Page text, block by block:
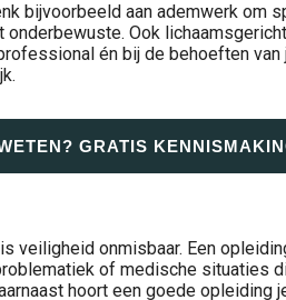
bijvoorbeeld aan ademwerk
Ook
én bij de behoeften
GRATIS
onmisbaar. Een
of medische situaties
hoort een goede